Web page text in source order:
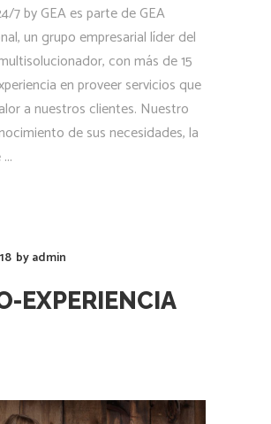
7 by GEA es parte de GEA
un grupo empresarial líder del
con más de 15
en proveer servicios que
a nuestros clientes. Nuestro
de sus necesidades, la
byadmin
EXPERIENCIA